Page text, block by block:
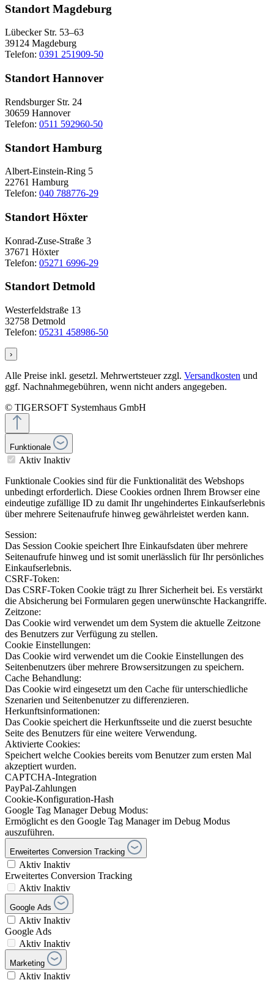
Standort Magdeburg
Lübecker Str. 53–63
39124 Magdeburg
Telefon: 0391 251909-50
Standort Hannover
Rendsburger Str. 24
30659 Hannover
Telefon: 0511 592960-50
Standort Hamburg
Albert-Einstein-Ring 5
22761 Hamburg
Telefon: 040 788776-29
Standort Höxter
Konrad-Zuse-Straße 3
37671 Höxter
Telefon: 05271 6996-29
Standort Detmold
Westerfeldstraße 13
32758 Detmold
Telefon: 05231 458986-50
›
Alle Preise inkl. gesetzl. Mehrwertsteuer zzgl. Versandkosten und
ggf. Nachnahmegebühren, wenn nicht anders angegeben.
© TIGERSOFT Systemhaus GmbH
Funktionale
Aktiv Inaktiv
Funktionale Cookies sind für die Funktionalität des Webshops
unbedingt erforderlich. Diese Cookies ordnen Ihrem Browser eine
eindeutige zufällige ID zu damit Ihr ungehindertes Einkaufserlebnis
über mehrere Seitenaufrufe hinweg gewährleistet werden kann.
Session:
Das Session Cookie speichert Ihre Einkaufsdaten über mehrere
Seitenaufrufe hinweg und ist somit unerlässlich für Ihr persönliches
Einkaufserlebnis.
CSRF-Token:
Das CSRF-Token Cookie trägt zu Ihrer Sicherheit bei. Es verstärkt
die Absicherung bei Formularen gegen unerwünschte Hackangriffe.
Zeitzone:
Das Cookie wird verwendet um dem System die aktuelle Zeitzone
des Benutzers zur Verfügung zu stellen.
Cookie Einstellungen:
Das Cookie wird verwendet um die Cookie Einstellungen des
Seitenbenutzers über mehrere Browsersitzungen zu speichern.
Cache Behandlung:
Das Cookie wird eingesetzt um den Cache für unterschiedliche
Szenarien und Seitenbenutzer zu differenzieren.
Herkunftsinformationen:
Das Cookie speichert die Herkunftsseite und die zuerst besuchte
Seite des Benutzers für eine weitere Verwendung.
Aktivierte Cookies:
Speichert welche Cookies bereits vom Benutzer zum ersten Mal
akzeptiert wurden.
CAPTCHA-Integration
PayPal-Zahlungen
Cookie-Konfiguration-Hash
Google Tag Manager Debug Modus:
Ermöglicht es den Google Tag Manager im Debug Modus
auszuführen.
Erweitertes Conversion Tracking
Aktiv Inaktiv
Erweitertes Conversion Tracking
Aktiv Inaktiv
Google Ads
Aktiv Inaktiv
Google Ads
Aktiv Inaktiv
Marketing
Aktiv Inaktiv